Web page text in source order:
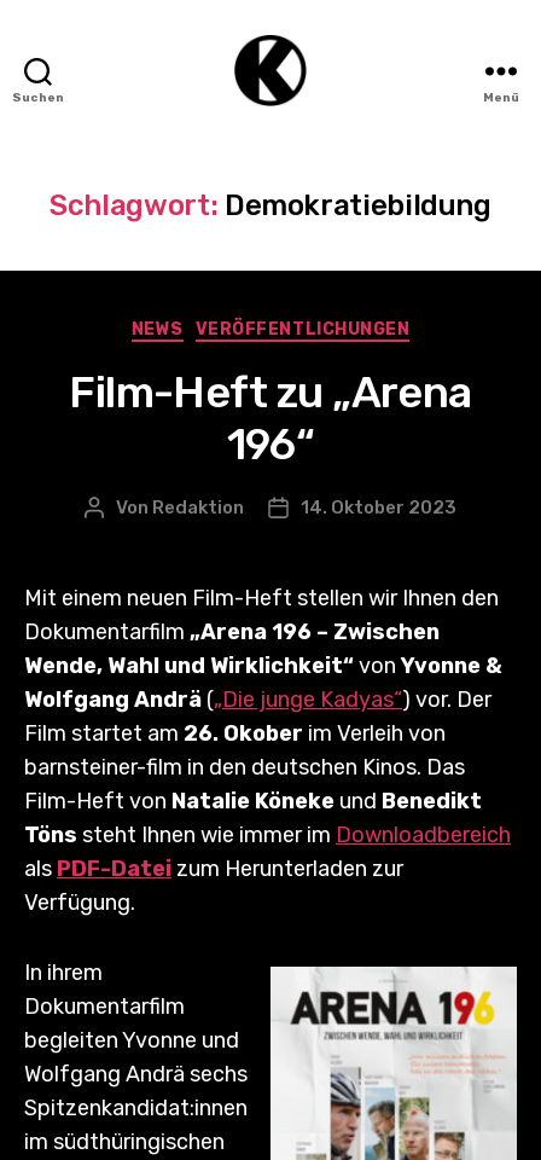
Suchen
und
Filmkultur
Menü
Schlagwort: Demokratiebildung
Kategorien
NEWS VERÖFFENTLICHUNGEN
Film-Heft zu „Arena
196“
Beitragsautor
Von Redaktion Veröffentlichungsdatum
14. Oktober 2023
Mit einem neuen Film-Heft stellen wir Ihnen den
Dokumentarfilm „Arena 196 – Zwischen
Wende, Wahl und Wirklichkeit“vonYvonne &
Wolfgang Andrä („Die junge Kadyas“) vor. Der
Film startet am 26. Okober im Verleih von
barnsteiner-film in den deutschen Kinos. Das
Film-Heft von Natalie Köneke und Benedikt
Töns steht Ihnen wie immer im Downloadbereich
als PDF-Datei zum Herunterladen zur
Verfügung.
In ihrem
Dokumentarfilm
begleiten Yvonne und
Wolfgang Andrä sechs
Spitzenkandidat:innen
im südthüringischen